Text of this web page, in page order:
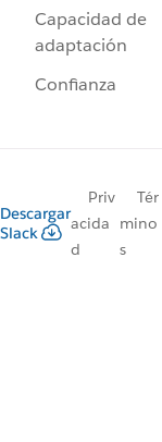
Capacidad de
adaptación
Confianza
Descargar
Slack
Priv
acida
d
Tér
mino
s